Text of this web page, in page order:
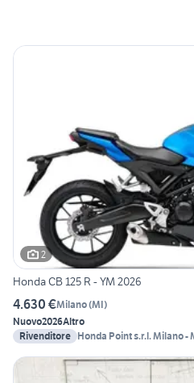
2
Honda CB 125 R - YM 2026
4.630 €Milano(MI)
Nuovo2026Altro
Rivenditore Honda Point s.r.l. Milano -